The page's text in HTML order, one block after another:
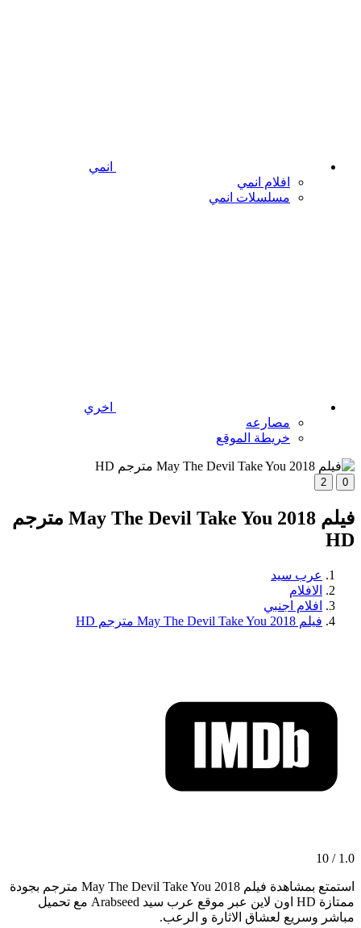
انمي
افلام انمي
مسلسلات انمي
اخري
مصارعه
خريطة الموقع
0
2
فيلم May The Devil Take You 2018 مترجم
HD
عرب سيد
الافلام
افلام اجنبي
فيلم May The Devil Take You 2018 مترجم HD
1.0 / 10
استمتع بمشاهدة فيلم May The Devil Take You 2018 مترجم بجودة
ممتازة HD اون لاين عبر موقع عرب سيد Arabseed مع تحميل
مباشر وسريع لعشاق الاثارة و الرعب.